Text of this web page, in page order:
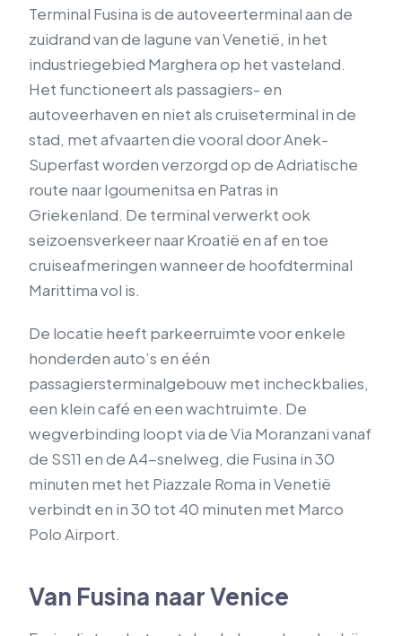
Terminal Fusina is de autoveerterminal aan de
zuidrand van de lagune van Venetië, in het
industriegebied Marghera op het vasteland.
Het functioneert als passagiers- en
autoveerhaven en niet als cruiseterminal in de
stad, met afvaarten die vooral door Anek-
Superfast worden verzorgd op de Adriatische
route naar Igoumenitsa en Patras in
Griekenland. De terminal verwerkt ook
seizoensverkeer naar Kroatië en af en toe
cruiseafmeringen wanneer de hoofdterminal
Marittima vol is.
De locatie heeft parkeerruimte voor enkele
honderden auto’s en één
passagiersterminalgebouw met incheckbalies,
een klein café en een wachtruimte. De
wegverbinding loopt via de Via Moranzani vanaf
de SS11 en de A4-snelweg, die Fusina in 30
minuten met het Piazzale Roma in Venetië
verbindt en in 30 tot 40 minuten met Marco
Polo Airport.
Van Fusina naar Venice